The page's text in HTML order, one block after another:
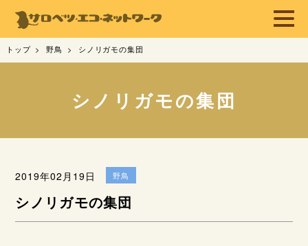
トップ 野鳥 シノリガモの集団
シノリガモの集団
2019年02月19日 野鳥
シノリガモの集団